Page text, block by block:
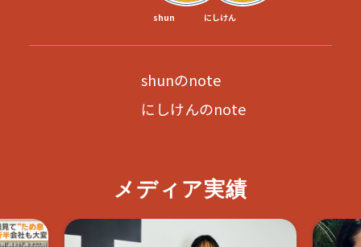
shun にしけん
shunのnote
にしけんのnote
メディア実績